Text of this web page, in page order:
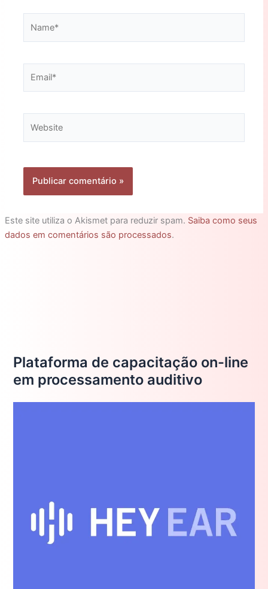
Este site utiliza o Akismet para reduzir spam. Saiba como seus
dados em comentários são processados.
Plataforma de capacitação on-line
em processamento auditivo